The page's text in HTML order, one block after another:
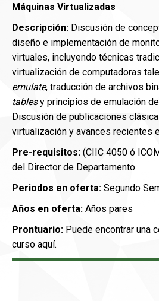
Máquinas Virtualizadas
Descripción: Discusión de
diseño e implementación de
virtuales, incluyendo técnicas
virtualización de computadoras
emulate, traducción de archivos
tablesy principios de emulación
Discusión de publicaciones
virtualización y avances recientes
Pre-requisitos: (CIIC 4050 ó
del Director de Departamento
Periodos en oferta: Segundo
Años en oferta: Años pares
Prontuario: Puede encontrar una
curso aquí.